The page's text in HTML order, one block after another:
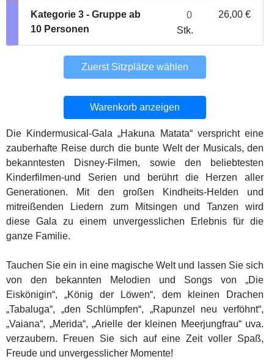
Reihe 17
Reihe 18
Reihe 19
Kategorie 3 - Gruppe ab
10 Personen
Stk.
26,00 €
Zuerst Sitzplätze wählen
Warenkorb anzeigen
Die Kindermusical-Gala „Hakuna Matata“ verspricht eine
zauberhafte Reise durch die bunte Welt der Musicals, den
bekanntesten Disney-Filmen, sowie den beliebtesten
Kinderfilmen-und Serien und berührt die Herzen aller
Generationen. Mit den großen Kindheits-Helden und
mitreißenden Liedern zum Mitsingen und Tanzen wird
diese Gala zu einem unvergesslichen Erlebnis für die
ganze Familie.
Tauchen Sie ein in eine magische Welt und lassen Sie sich
von den bekannten Melodien und Songs von „Die
Eiskönigin“, „König der Löwen“, dem kleinen Drachen
„Tabaluga“, „den Schlümpfen“, „Rapunzel neu verföhnt“,
„Vaiana“, „Merida“, „Arielle der kleinen Meerjungfrau“ uva.
verzaubern. Freuen Sie sich auf eine Zeit voller Spaß,
Freude und unvergesslicher Momente!